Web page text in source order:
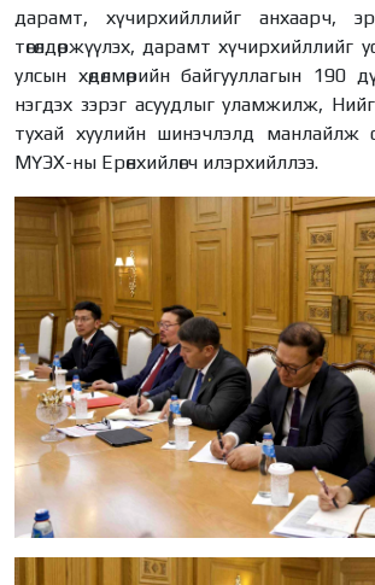
дарамт, хүчирхийллийг анхаарч,
төгөлдөржүүлэх, дарамт хүчирхийллийг
улсын хөдөлмөрийн байгууллагын 190
нэгдэх зэрэг асуудлыг уламжилж,
тухай хуулийн шинэчлэлд манлайлж
МҮЭХ-ны Ерөнхийлөгч илэрхийллээ.